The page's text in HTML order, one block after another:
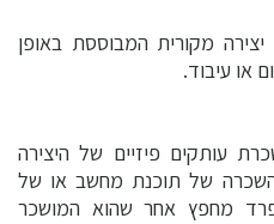
יצירה מקורית המבוססת באופן
או עיבוד.
עותקים פיזיים של היצירה
של תוכנת מחשב או של
מחפץ אחר שהוא המושכר